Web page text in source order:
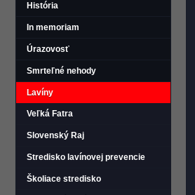
História
In memoriam
Úrazovosť
Smrteľné nehody
Lavíny
Veľká Fatra
Slovenský Raj
Stredisko lavínovej prevencie
Školiace stredisko